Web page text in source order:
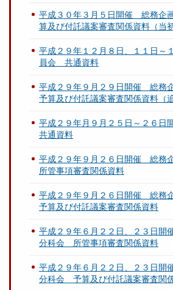
平成３０年３月５日開催 総務企
算及び付託議案審査関係資料（当
平成２９年１２月８日、１１日
員会 共通資料
平成２９年９月２９日開催 総務
予算及び付託議案審査関係資料（
平成２９年月９月２５日～２６
共通資料
平成２９年９月２６日開催 総務
所管事項審査関係資料
平成２９年９月２６日開催 総務
予算及び付託議案審査関係資料
平成２９年６月２２日、２３日開
分科会 所管事項審査関係資料
平成２９年６月２２日、２３日開
分科会 予算及び付託議案審査関